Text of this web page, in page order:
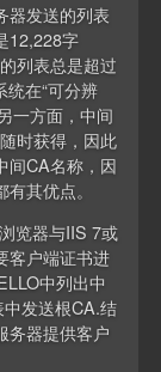
器发送的列表
12,228字
列表总是超过
在“可分辨
一方面，中间
时获得，因此
间CA名称，因
其优点。
览器与IIS 7或
客户端证书进
中列出中
发送根CA.结
务器提供客户